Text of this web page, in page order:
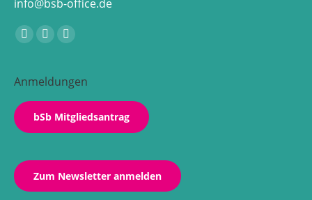
info@bsb-office.de
Finden Sie uns auf:
Facebook
opens
new
window
Linkedin
opens
new
window
Instagram
opens
new
window
Anmeldungen
bSb Mitgliedsantrag
Zum Newsletter anmelden